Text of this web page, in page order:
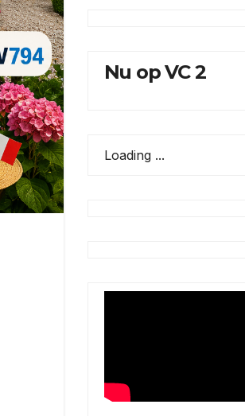
Nu op VC 2
Loading ...